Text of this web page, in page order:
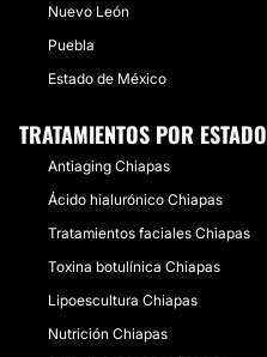
Nuevo León
Puebla
Estado de México
TRATAMIENTOS POR ESTADO
Antiaging Chiapas
Ácido hialurónico Chiapas
Tratamientos faciales Chiapas
Toxina botulínica Chiapas
Lipoescultura Chiapas
Nutrición Chiapas